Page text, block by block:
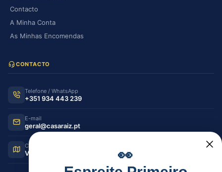
Contacto
A Minha Conta
As Minhas Encomendas
CONTACTO
Telefone / WhatsApp
+351 934 443 239
E-mail
geral@casaraiz.pt
Como chegar
Ver no Google Maps
👀